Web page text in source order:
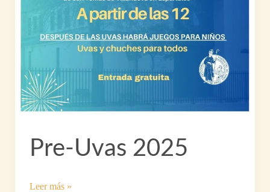
Pre-Uvas 2025
Pre-
Leer más »